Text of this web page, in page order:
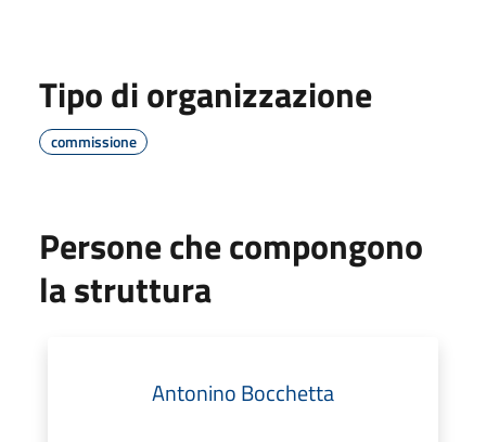
Tipo di organizzazione
commissione
Persone che compongono
la struttura
Antonino Bocchetta